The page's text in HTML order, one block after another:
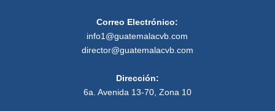
Correo Electrónico:
info1@guatemalacvb.com
director@guatemalacvb.com
Dirección:
6a. Avenida 13-70, Zona 10